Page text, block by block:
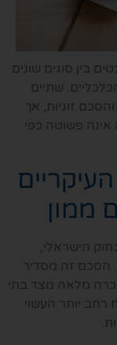
בין סוגים שונים
שתיים
זוגיות, אך
פשוטה כפי
ממון
הישראלי,
הסכם זה מסדיר
מלאה מצד בתי
יותר העשוי